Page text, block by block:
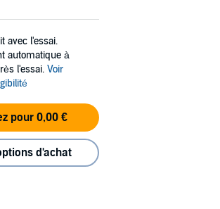
avec l'essai.
automatique à
l'essai. Voir
pour 0,00 €
d'achat